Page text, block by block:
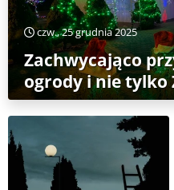
czw., 25 grudnia 2025
Zachwycająco
ogrody i nie tylko